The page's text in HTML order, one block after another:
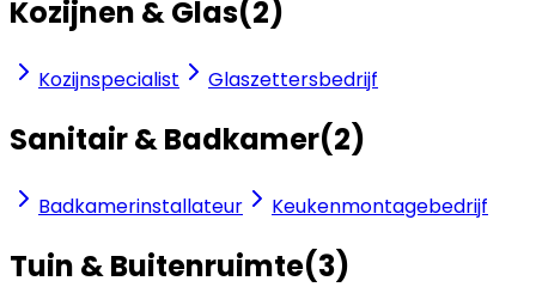
Kozijnen & Glas(2)
Kozijnspecialist Glaszettersbedrijf
Sanitair & Badkamer(2)
Badkamerinstallateur Keukenmontagebedrijf
Tuin & Buitenruimte(3)